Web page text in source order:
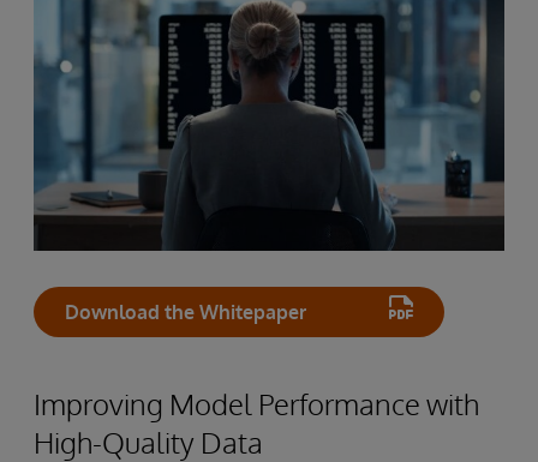
Download the Whitepaper
Improving Model Performance with
High-Quality Data